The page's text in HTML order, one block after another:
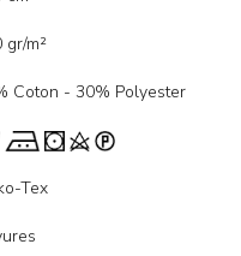
gr/m²
Coton - 30% Polyester
Tex